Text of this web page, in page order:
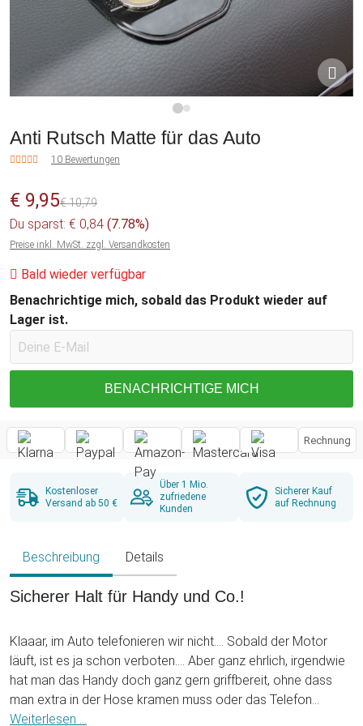
Anti Rutsch Matte für das Auto
10 Bewertungen
€ 9,95€ 10,79
Du sparst: € 0,84 (7.78%)
Preise inkl. MwSt. zzgl. Versandkosten
Bald wieder verfügbar
Benachrichtige mich, sobald das Produkt wieder auf
Lager ist.
BENACHRICHTIGE MICH
Rechnung
Kostenloser
Versand ab 50 €
Über 1 Mio.
zufriedene
Kunden
Sicherer Kauf
auf Rechnung
Beschreibung Details
Sicherer Halt für Handy und Co.!
Klaaar, im Auto telefonieren wir nicht.... Sobald der Motor
läuft, ist es ja schon verboten.... Aber ganz ehrlich, irgendwie
hat man das Handy doch ganz gern griffbereit, ohne dass
man extra in der Hose kramen muss oder das Telefon
womöglich im gesamten Wagen lose herumfliegt. Die
Weiterlesen ...